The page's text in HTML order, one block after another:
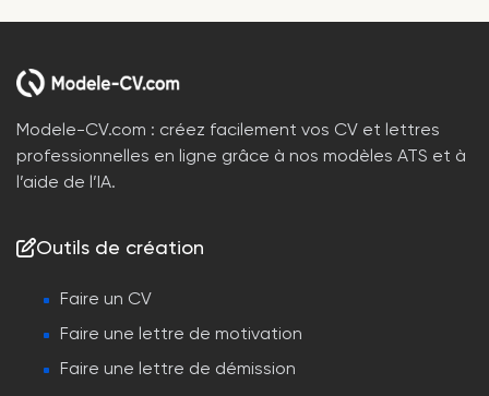
Modele-CV.com : créez facilement vos CV et lettres
professionnelles en ligne grâce à nos modèles ATS et à
l’aide de l’IA.
Outils de création
Faire un CV
Faire une lettre de motivation
Faire une lettre de démission